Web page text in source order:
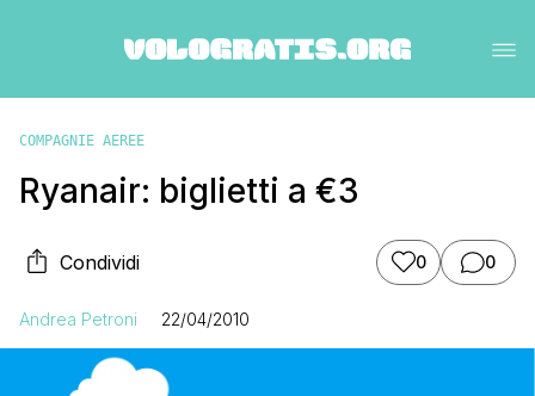
COMPAGNIE AEREE
Ryanair: biglietti a €3
Condividi 0 0
Andrea Petroni 22/04/2010